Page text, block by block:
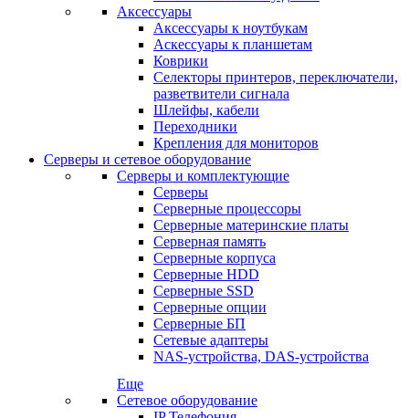
Аксессуары
Аксессуары к ноутбукам
Аскессуары к планшетам
Коврики
Селекторы принтеров, переключатели,
разветвители сигнала
Шлейфы, кабели
Переходники
Крепления для мониторов
Серверы и сетевое оборудование
Серверы и комплектующие
Серверы
Серверные процессоры
Серверные материнские платы
Серверная память
Серверные корпуса
Серверные HDD
Серверные SSD
Серверные опции
Серверные БП
Сетевые адаптеры
NAS-устройства, DAS-устройства
Еще
Сетевое оборудование